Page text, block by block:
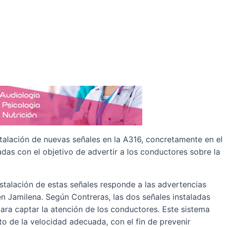
de nuevas señales en la A316, concretamente en el
con el objetivo de advertir a los conductores sobre la
de estas señales responde a las advertencias
Según Contreras, las dos señales instaladas
captar la atención de los conductores. Este sistema
de la velocidad adecuada, con el fin de prevenir